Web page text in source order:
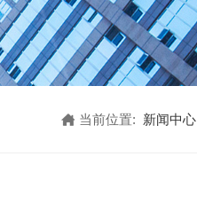
当前位置: 新闻中心